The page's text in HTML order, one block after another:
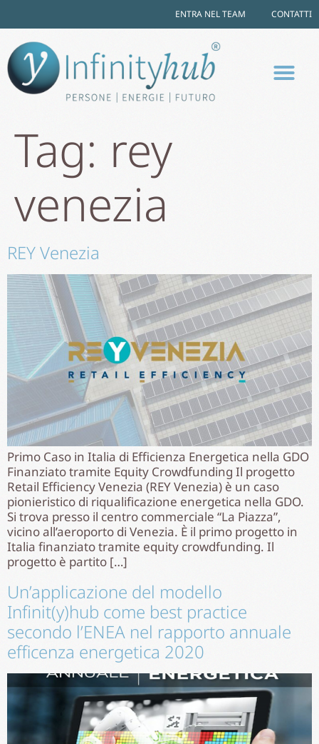
ENTRA NEL TEAM CONTATTI
Tag: rey
venezia
REY Venezia
Primo Caso in Italia di Efficienza Energetica nella GDO
Finanziato tramite Equity Crowdfunding Il progetto
Retail Efficiency Venezia (REY Venezia) è un caso
pionieristico di riqualificazione energetica nella GDO.
Si trova presso il centro commerciale “La Piazza”,
vicino all’aeroporto di Venezia. È il primo progetto in
Italia finanziato tramite equity crowdfunding. Il
progetto è partito […]
Un’applicazione del modello
Infinit(y)hub come best practice
secondo l’ENEA nel rapporto annuale
efficenza energetica 2020